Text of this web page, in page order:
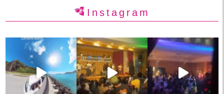
Instagram